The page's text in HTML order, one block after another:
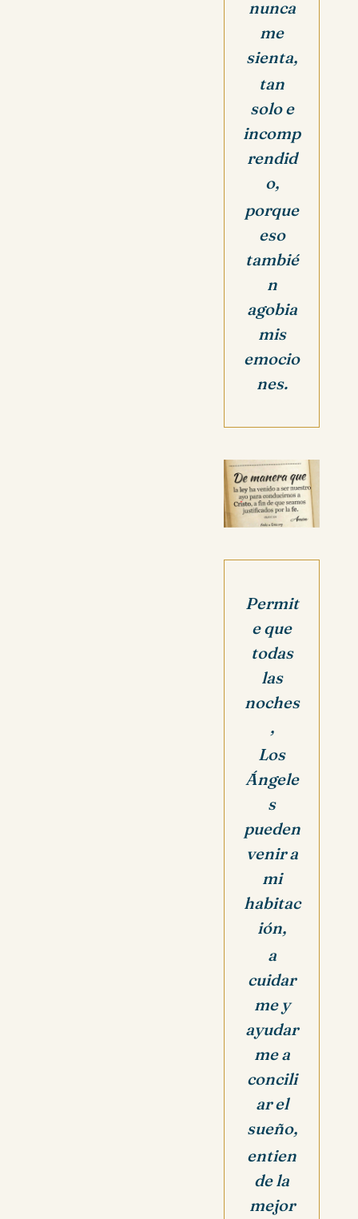
nunca
me
sienta,
tan
solo e
incomp
rendid
o,
porque
eso
tambié
n
agobia
mis
emocio
nes.
Permit
e que
todas
las
noches
,
Los
Ángele
s
pueden
venir a
mi
habitac
ión,
a
cuidar
me y
ayudar
me a
concili
ar el
sueño,
entien
de la
mejor